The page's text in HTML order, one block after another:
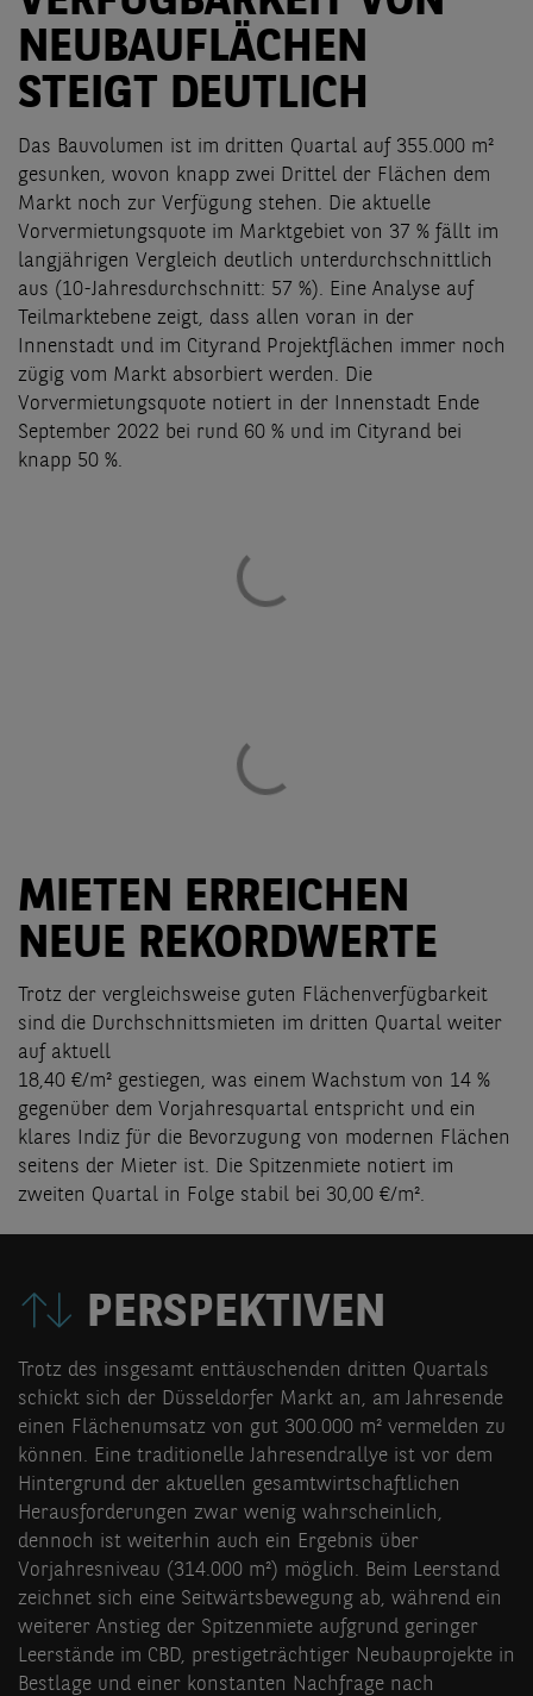
NEUBAUFLÄCHEN
STEIGT DEUTLICH
Das Bauvolumen ist im dritten Quartal auf 355.000 m²
gesunken, wovon knapp zwei Drittel der Flächen dem
Markt noch zur Verfügung stehen. Die aktuelle
Vorvermietungsquote im Marktgebiet von 37 % fällt im
langjährigen Vergleich deutlich unterdurchschnittlich
aus (10-Jahresdurchschnitt: 57 %). Eine Analyse auf
Teilmarktebene zeigt, dass allen voran in der
Innenstadt und im Cityrand Projektflächen immer noch
zügig vom Markt absorbiert werden. Die
Vorvermietungsquote notiert in der Innenstadt Ende
September 2022 bei rund 60 % und im Cityrand bei
knapp 50 %.
MIETEN ERREICHEN
NEUE REKORDWERTE
Trotz der vergleichsweise guten Flächenverfügbarkeit
sind die Durchschnittsmieten im dritten Quartal weiter
auf aktuell
18,40 €/m² gestiegen, was einem Wachstum von 14 %
gegenüber dem Vorjahresquartal entspricht und ein
klares Indiz für die Bevorzugung von modernen Flächen
seitens der Mieter ist. Die Spitzenmiete notiert im
zweiten Quartal in Folge stabil bei 30,00 €/m².
PERSPEKTIVEN
Trotz des insgesamt enttäuschenden dritten Quartals
schickt sich der Düsseldorfer Markt an, am Jahresende
einen Flächenumsatz von gut 300.000 m² vermelden zu
können. Eine traditionelle Jahresendrallye ist vor dem
Hintergrund der aktuellen gesamtwirtschaftlichen
Herausforderungen zwar wenig wahrscheinlich,
dennoch ist weiterhin auch ein Ergebnis über
Vorjahresniveau (314.000 m²) möglich. Beim Leerstand
zeichnet sich eine Seitwärtsbewegung ab, während ein
weiterer Anstieg der Spitzenmiete aufgrund geringer
Leerstände im CBD, prestigeträchtiger Neubauprojekte in
Bestlage und einer konstanten Nachfrage nach